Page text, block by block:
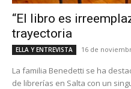
“El libro es
trayectoria
ELLA Y ENTREVISTA 16 de
La familia Benedetti se ha
de librerías en Salta con un